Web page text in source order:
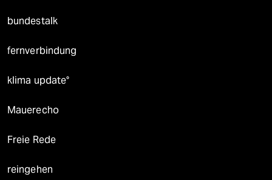
bundestalk
fernverbindung
klima update°
Mauerecho
Freie Rede
reingehen